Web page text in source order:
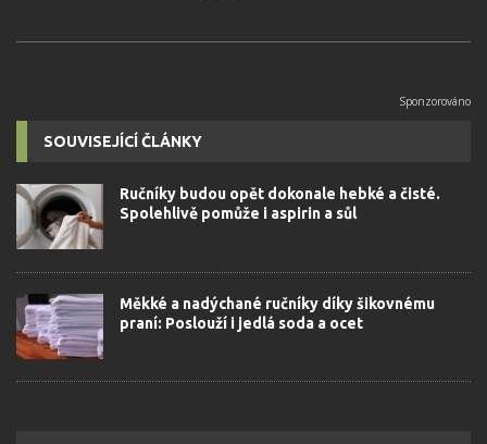
SOUVISEJÍCÍ ČLÁNKY
Ručníky budou opět dokonale hebké a čisté.
Spolehlivě pomůže i aspirin a sůl
Měkké a nadýchané ručníky díky šikovnému
praní: Poslouží i jedlá soda a ocet